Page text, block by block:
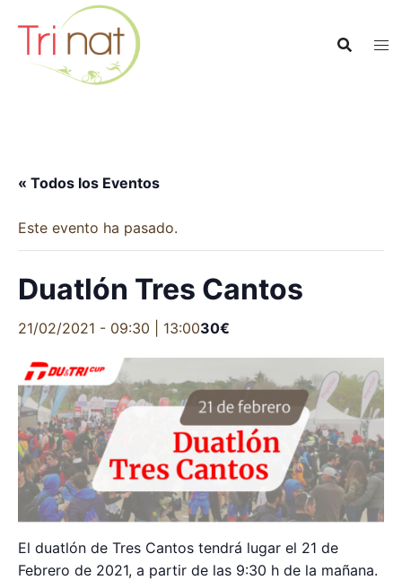
contenido
« Todos los Eventos
Este evento ha pasado.
Duatlón Tres Cantos
21/02/2021 - 09:30 13:0030€
El duatlón de Tres Cantos tendrá lugar el 21 de
Febrero de 2021, a partir de las 9:30 h de la mañana.